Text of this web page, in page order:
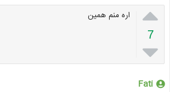

7

اره منم همین
Fati